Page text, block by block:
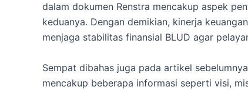
dalam dokumen Renstra mencakup aspek
keduanya. Dengan demikian, kinerja
menjaga stabilitas finansial BLUD agar
Sempat dibahas juga pada artikel
mencakup beberapa informasi seperti visi,